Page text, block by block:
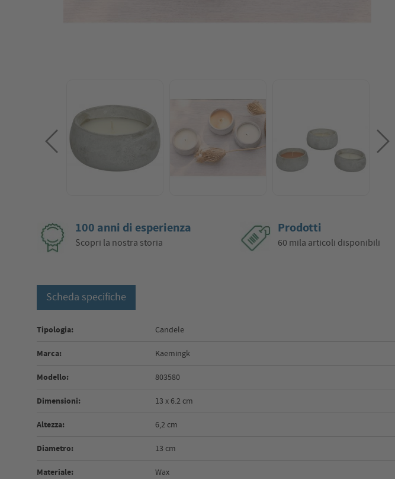
100 anni di esperienza
Scopri la nostra storia
Prodotti
60 mila articoli disponibili
Scheda specifiche
Tipologia: Candele
Marca: Kaemingk
Modello: 803580
Dimensioni: 13 x 6.2 cm
Altezza: 6,2 cm
Diametro: 13 cm
Materiale: Wax